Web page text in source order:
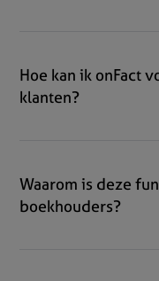
Hoe kan ik onFact
klanten?
Waarom is deze
boekhouders?